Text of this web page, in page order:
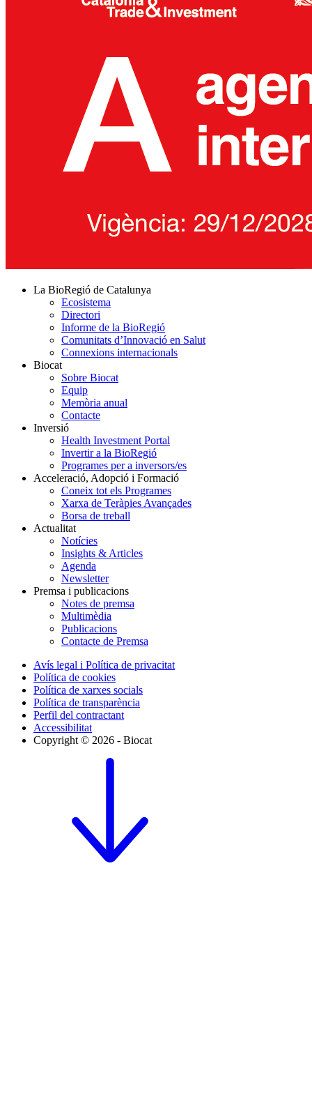
La BioRegió de Catalunya
Ecosistema
Directori
Informe de la BioRegió
Comunitats d’Innovació en Salut
Connexions internacionals
Biocat
Sobre Biocat
Equip
Memòria anual
Contacte
Inversió
Health Investment Portal
Invertir a la BioRegió
Programes per a inversors/es
Acceleració, Adopció i Formació
Coneix tot els Programes
Xarxa de Teràpies Avançades
Borsa de treball
Actualitat
Notícies
Insights & Articles
Agenda
Newsletter
Premsa i publicacions
Notes de premsa
Multimèdia
Publicacions
Contacte de Premsa
Avís legal i Política de privacitat
Política de cookies
Política de xarxes socials
Política de transparència
Perfil del contractant
Accessibilitat
Copyright © 2026 - Biocat